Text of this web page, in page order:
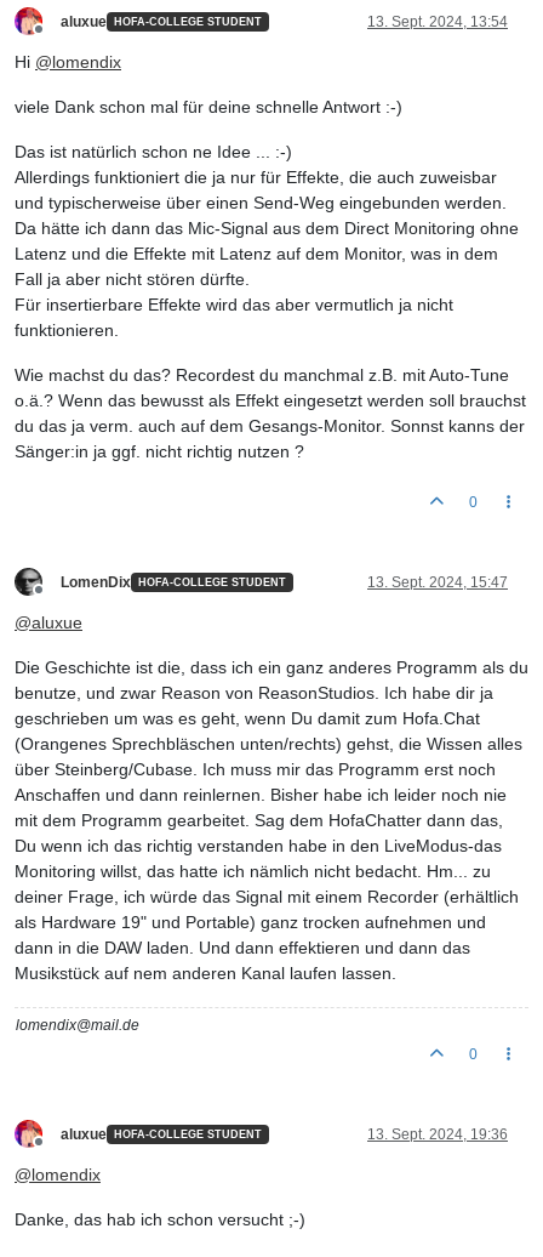
aluxue HOFA-COLLEGE STUDENT 13. Sept. 2024, 13:54
Hi @lomendix
viele Dank schon mal für deine schnelle Antwort :-)
Das ist natürlich schon ne Idee ... :-)
Allerdings funktioniert die ja nur für Effekte, die auch zuweisbar
und typischerweise über einen Send-Weg eingebunden werden.
Da hätte ich dann das Mic-Signal aus dem Direct Monitoring ohne
Latenz und die Effekte mit Latenz auf dem Monitor, was in dem
Fall ja aber nicht stören dürfte.
Für insertierbare Effekte wird das aber vermutlich ja nicht
funktionieren.
Wie machst du das? Recordest du manchmal z.B. mit Auto-Tune
o.ä.? Wenn das bewusst als Effekt eingesetzt werden soll brauchst
du das ja verm. auch auf dem Gesangs-Monitor. Sonnst kanns der
Sänger:in ja ggf. nicht richtig nutzen ?
0
LomenDix HOFA-COLLEGE STUDENT 13. Sept. 2024, 15:47
@aluxue
Die Geschichte ist die, dass ich ein ganz anderes Programm als du
benutze, und zwar Reason von ReasonStudios. Ich habe dir ja
geschrieben um was es geht, wenn Du damit zum Hofa.Chat
(Orangenes Sprechbläschen unten/rechts) gehst, die Wissen alles
über Steinberg/Cubase. Ich muss mir das Programm erst noch
Anschaffen und dann reinlernen. Bisher habe ich leider noch nie
mit dem Programm gearbeitet. Sag dem HofaChatter dann das,
Du wenn ich das richtig verstanden habe in den LiveModus-das
Monitoring willst, das hatte ich nämlich nicht bedacht. Hm... zu
deiner Frage, ich würde das Signal mit einem Recorder (erhältlich
als Hardware 19" und Portable) ganz trocken aufnehmen und
dann in die DAW laden. Und dann effektieren und dann das
Musikstück auf nem anderen Kanal laufen lassen.
lomendix@mail.de
0
aluxue HOFA-COLLEGE STUDENT 13. Sept. 2024, 19:36
@lomendix
Danke, das hab ich schon versucht ;-)